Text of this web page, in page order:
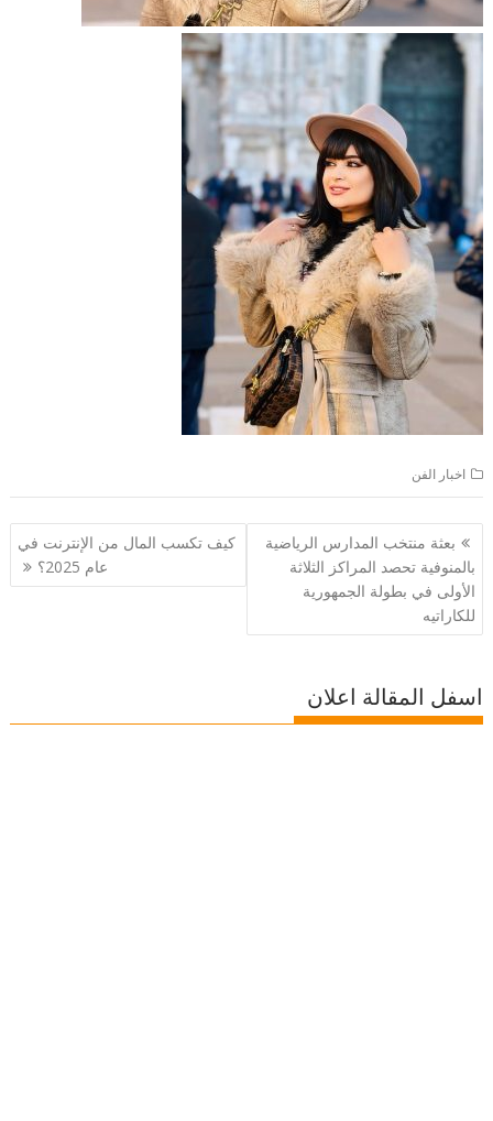
اخبار الفن
تصفّح
المقالات
بعثة منتخب المدارس الرياضية
بالمنوفية تحصد المراكز الثلاثة
الأولى في بطولة الجمهورية
للكاراتيه
كيف تكسب المال من الإنترنت في
عام 2025؟
اسفل المقالة اعلان